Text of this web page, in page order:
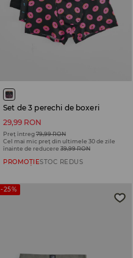
Set de 3 perechi de boxeri
29,99 RON
Preț întreg79,99 RON
Cel mai mic preț din ultimele 30 de zile
înainte de reducere 39,99 RON
PROMOȚIESTOC REDUS
-25%